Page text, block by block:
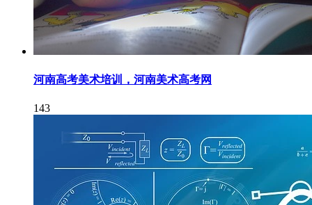
河南高考美术培训，河南美术高考网
143